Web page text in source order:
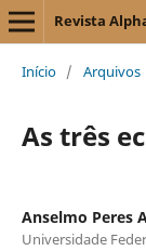
Revista
Início / Arquivos
As três
Anselmo Peres
Universidade